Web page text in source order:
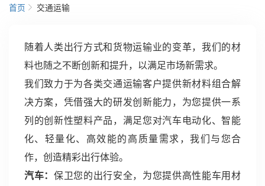
首页 交通运输
随着人类出行方式和货物运输业的变革，我们的材
料也随之不断创新和提升，以满足市场新需求。
我们致力于为各类交通运输客户提供新材料组合解
决方案，凭借强大的研发创新能力，为您提供一系
列的创新性塑料产品，满足您对汽车电动化、智能
化、轻量化、高效能的高质量需求，我们与您合
作，创造精彩出行体验。
汽车： 保卫您的出行安全，为您提供高性能车用材